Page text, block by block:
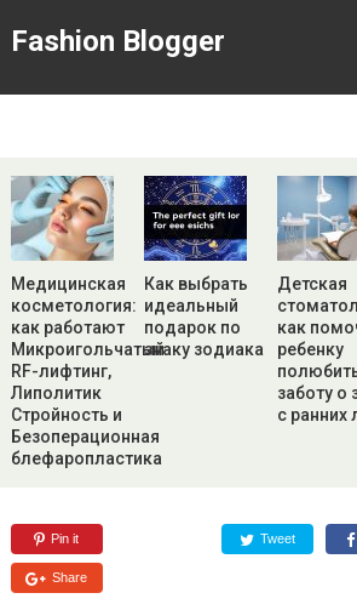
Fashion Blogger
Медицинская
косметология:
как работают
Микроигольчатый
RF-лифтинг,
Липолитик
Стройность и
Безоперационная
блефаропластика
Как выбрать
идеальный
подарок по
знаку зодиака
Детская
как
ребенку
заботу о
с ранних
Pin it Tweet
Share